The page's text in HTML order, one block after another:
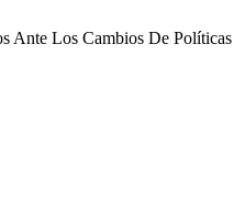
Ante Los Cambios De